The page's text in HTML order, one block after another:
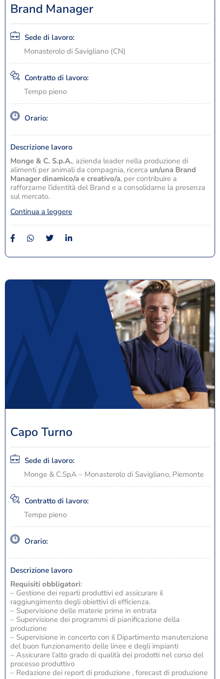
Brand Manager
Sede di lavoro:
Monasterolo di Savigliano (CN)
Contratto di lavoro:
Tempo pieno
Orario:
Descrizione lavoro
Monge & C. S.p.A., azienda leader nella produzione di
alimenti per animali da compagnia, ricerca un/una Brand
Manager dinamico/a e creativo/a, per contribuire a
rafforzarne l’identità del Brand e a consolidarne la presenza
sul mercato.
Continua a leggere
Capo Turno
Sede di lavoro:
Monge & C.SpA – Monasterolo di Savigliano, Piemonte
Contratto di lavoro:
Tempo pieno
Orario:
Descrizione lavoro
Requisiti obbligatori:
– Gestione dei reparti produttivi ed assicurare il
raggiungimento degli obiettivi di efficienza.
– Supervisione delle materie prime in entrata
– Supervisione dei programmi di pianificazione della
produzione
– Supervisione in concerto con il Dipartimento manutenzione
del buon funzionamento delle linee e degli impianti
– Assicurare l’alto grado di qualità dei prodotti nel corso del
processo produttivo
– Redazione dei report di produzione , forecast di produzione